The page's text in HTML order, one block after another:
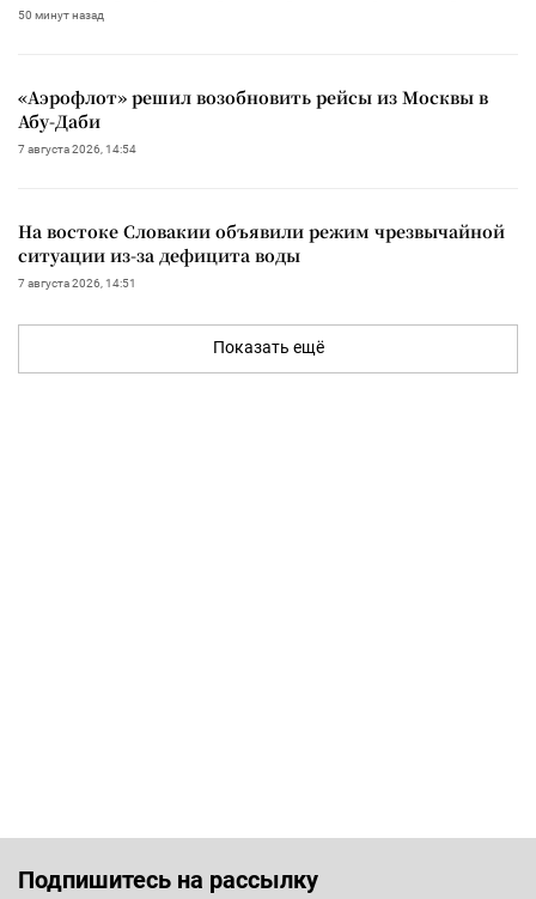
50 минут назад
«Аэрофлот» решил возобновить рейсы из Москвы в
Абу-Даби
7 августа 2026, 14:54
На востоке Словакии объявили режим чрезвычайной
ситуации из-за дефицита воды
7 августа 2026, 14:51
Показать ещё
Подпишитесь на рассылку